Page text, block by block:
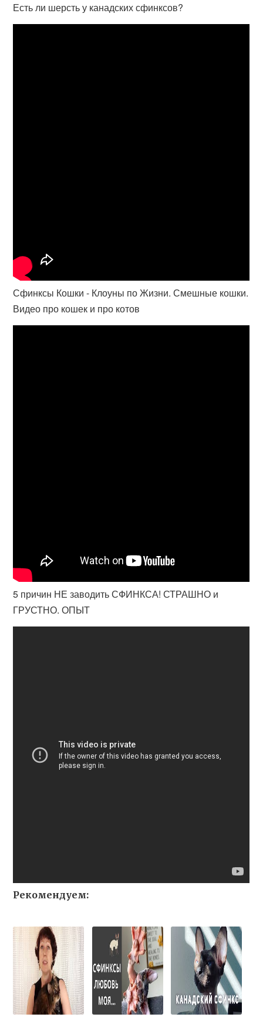
Есть ли шерсть у канадских сфинксов?
Сфинксы Кошки - Клоуны по Жизни. Смешные кошки.
Видео про кошек и про котов
5 причин НЕ заводить СФИНКСА! СТРАШНО и
ГРУСТНО. ОПЫТ
Рекомендуем: